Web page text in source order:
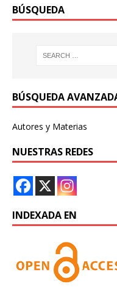
BÚSQUEDA
BÚSQUEDA
Autores y Materias
NUESTRAS REDES
INDEXADA EN